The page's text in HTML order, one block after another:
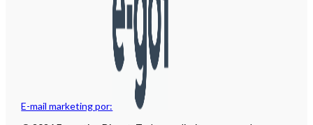
E-mail marketing por: